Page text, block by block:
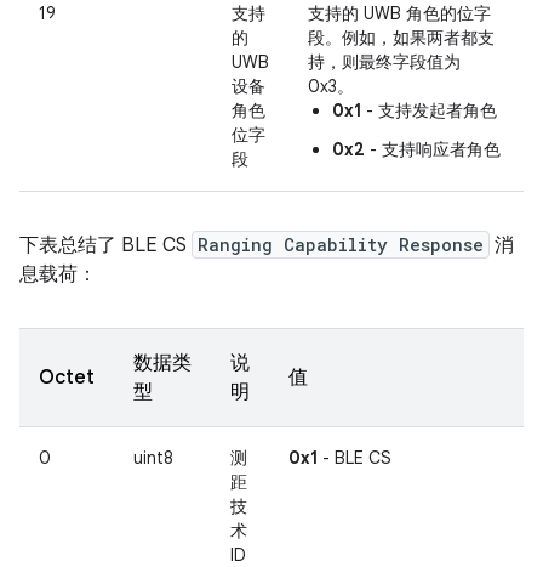
19
支持
的
UWB
设备
角色
位字
段
支持的 UWB 角色的位字
段。例如，如果两者都支
持，则最终字段值为
0x3。
0x1 - 支持发起者角色
0x2 - 支持响应者角色
下表总结了 BLE CS Ranging Capability Response 消
息载荷：
Octet
数据类
型
说
明
值
0 uint8
测
距
技
术
ID
0x1 - BLE CS